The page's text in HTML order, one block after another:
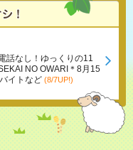
話なし！ゆっくりの11
NO OWARI＊8月15
イトなど (8/7UP!)